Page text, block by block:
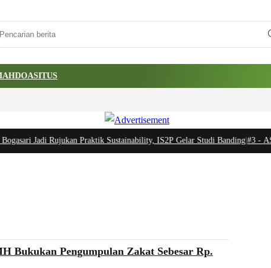
DOASITUS
Jadi Rujukan Praktik Sustainability, IS2P Gelar Studi Banding|#3 -
Bukukan Pengumpulan Zakat Sebesar Rp.